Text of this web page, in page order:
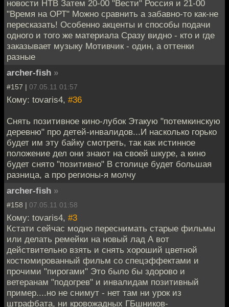
новости НТВ Затем 20-00 "Вести" Россия и 21-00
"Время на ОРТ" Можно сравнить а забавно-то как-не
пересказать! Особенно акценты и способы подачи
одного и того же материала Сразу видно - кто и где
заказывает музыку Мотивчик - один, а оттенки
разные
archer-fish »
#157 | 07.05.11 01:57
Кому: tovaris4, #36
Снять позитивное кино-лубок Этакую "потемкинскую
деревню" про детей-инвалидов...И насколько горько
будет им эту байку смотреть, так как истинное
положение дел они знают на своей шкуре, а кино
будет снято "позитивно" В столице будет большая
разница, а про регионы-я молчу
archer-fish »
#158 | 07.05.11 01:58
Кому: tovaris4, #3
Кстати сейчас модно переснимать старые фильмы
или делать ремейки на новый лад А вот
действительно взять и снять хороший цветной
костюмированный фильм со спецэффектами и
прочими "пирогами" Это было бы здорово и
ветеранам "подогрев" и инвалидам позитивный
пример....но не снимут - нет там ни урок из
штрафбата, ни кровожадных ГБшников-